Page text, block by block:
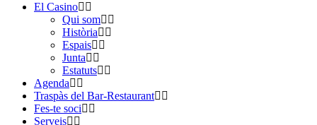
El Casino
Qui som
Història
Espais
Junta
Estatuts
Agenda
Traspàs del Bar-Restaurant
Fes-te soci
Serveis